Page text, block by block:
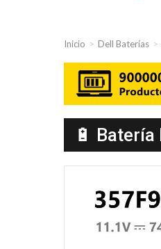
Inicio Dell Baterías
🔋